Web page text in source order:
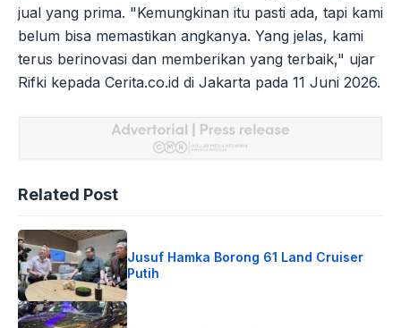
jual yang prima. "Kemungkinan itu pasti ada, tapi kami
belum bisa memastikan angkanya. Yang jelas, kami
terus berinovasi dan memberikan yang terbaik," ujar
Rifki kepada Cerita.co.id di Jakarta pada 11 Juni 2026.
Related Post
Jusuf Hamka Borong 61 Land Cruiser
Putih